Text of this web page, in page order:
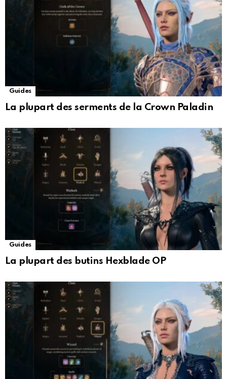
Guides
La plupart des serments de la Crown Paladin
Guides
La plupart des butins Hexblade OP